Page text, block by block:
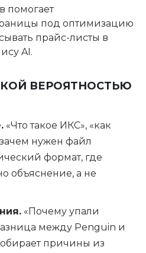
помогает
под оптимизацию
прайс-листы в
AI.
ВЕРОЯТНОСТЬЮ
«Что такое ИКС», «как
нужен файл
формат, где
объяснение, а не
«Почему упали
между Penguin и
причины из